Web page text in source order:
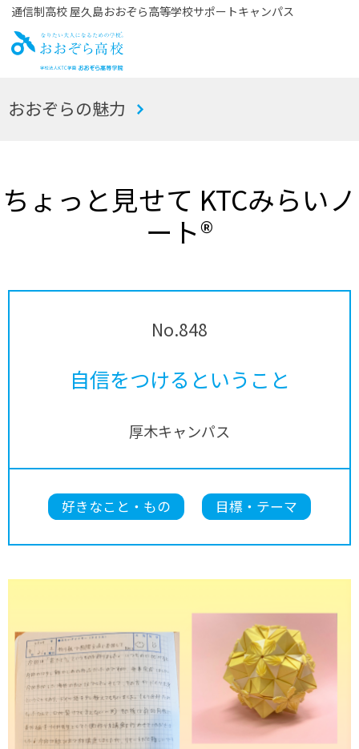
通信制高校 屋久島おおぞら高等学校サポートキャンパス
お
おおぞらの魅力
ちょっと見せて KTCみらいノ
ート®
No.848
自信をつけるということ
厚木キャンパス
好きなこと・もの 目標・テーマ